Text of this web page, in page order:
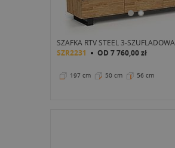
SZAFKA RTV STEEL 3-SZUFLADOWA
SZR2231 OD 7 760,00 zł
197 cm 50 cm 56 cm